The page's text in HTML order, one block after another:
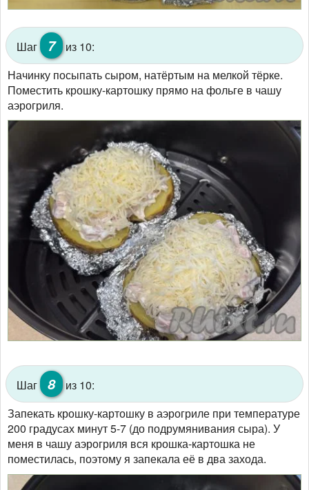
Шаг 7
из 10:
Начинку посыпать сыром, натёртым на мелкой тёрке.
Поместить крошку-картошку прямо на фольге в чашу
аэрогриля.
Шаг 8
из 10:
Запекать крошку-картошку в аэрогриле при температуре
200 градусах минут 5-7 (до подрумянивания сыра). У
меня в чашу аэрогриля вся крошка-картошка не
поместилась, поэтому я запекала её в два захода.